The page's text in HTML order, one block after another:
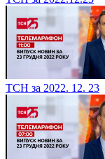
ТСН за 2022. 12. 23